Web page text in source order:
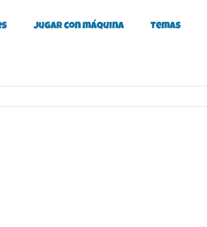
Jugar con máquina Temas